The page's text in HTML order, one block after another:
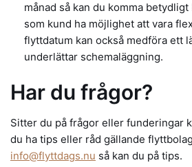
månad så kan du komma
som kund ha möjlighet att vara
flyttdatum kan också medföra ett
underlättar schemaläggning.
Har du frågor?
Sitter du på frågor eller funderingar
du ha tips eller råd gällande
info@flyttdags.nu så kan du på tips.